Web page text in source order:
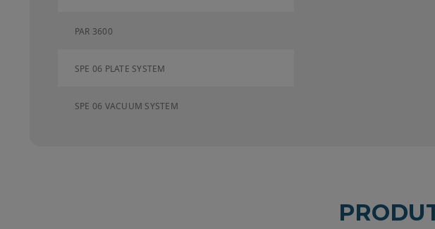
PAR 3600
SPE 06 PLATE SYSTEM
SPE 06 VACUUM SYSTEM